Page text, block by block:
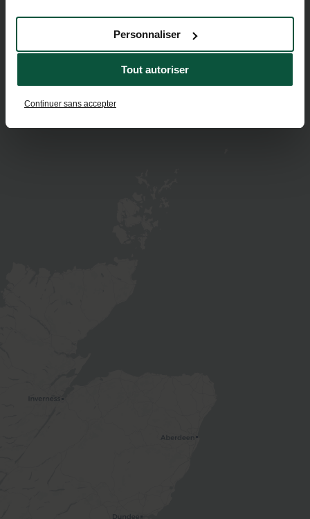
Tout autoriser
Personnaliser
Continuer sans accepter